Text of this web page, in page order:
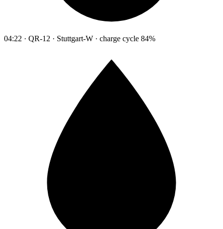
04:22 · QR-12 · Stuttgart-W · charge cycle 84%